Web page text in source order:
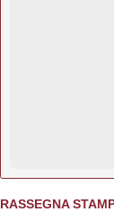
RASSEGNA